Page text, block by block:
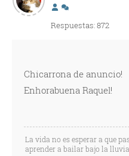
Respuestas: 872
Chicarrona de anuncio!
Enhorabuena Raquel!
La vida no es esperar a que
aprender a bailar bajo la lluvia.